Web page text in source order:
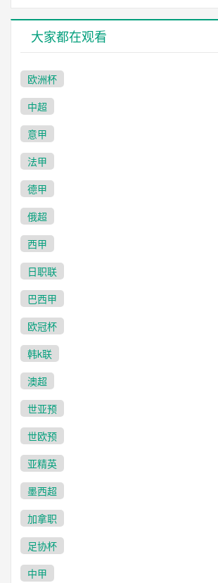
大家都在观看
欧洲杯
中超
意甲
法甲
德甲
俄超
西甲
日职联
巴西甲
欧冠杯
韩k联
澳超
世亚预
世欧预
亚精英
墨西超
加拿职
足协杯
中甲